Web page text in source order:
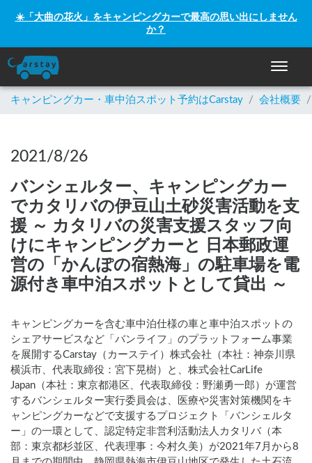
☀️「大曲の花火」をキャンピングカーで最高の思い出にしません
か？
ナビゲ
キャンピングカー・車中泊スポット予約はCarstay / 会社概要 /
2021/8/26
バンシェルター、キャンピングカー
でカタリバの伊豆山土砂災害活動を支
援 ～ カタリバの災害支援スタッフ向
けにキャンピングカーと 日本郵政運
営の「かんぽの宿熱海」の駐車場を電
源付き車中泊スポットとして貸出 ～
キャンピングカーを含む車中泊仕様の車と車中泊スポットの
シェアサービスなど「バンライフ」のプラットフォーム事業
を展開するCarstay（カーステイ）株式会社（本社：神奈川県
横浜市、代表取締役：宮下晃樹）と、株式会社CarLife
Japan（本社：東京都港区、代表取締役：野瀬勇一郎）が運営
するバンシェルター実行委員会は、医療や災害対策機関をキ
ャンピングカーなどで支援するプロジェクト「バンシェルタ
ー」の一環として、認定特定非営利活動法人カタリバ（本
部：東京都杉並区、代表理事：今村久美）が2021年7月から8